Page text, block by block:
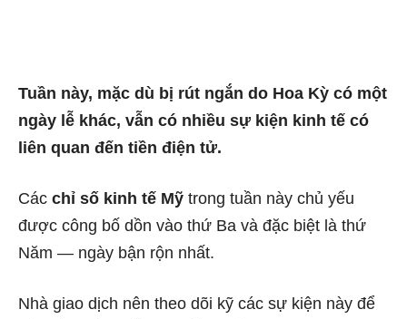
Tuần này, mặc dù bị rút ngắn do Hoa Kỳ có một
ngày lễ khác, vẫn có nhiều sự kiện kinh tế có
liên quan đến tiền điện tử.
Các chỉ số kinh tế Mỹ trong tuần này chủ yếu
được công bố dồn vào thứ Ba và đặc biệt là thứ
Năm — ngày bận rộn nhất.
Nhà giao dịch nên theo dõi kỹ các sự kiện này để